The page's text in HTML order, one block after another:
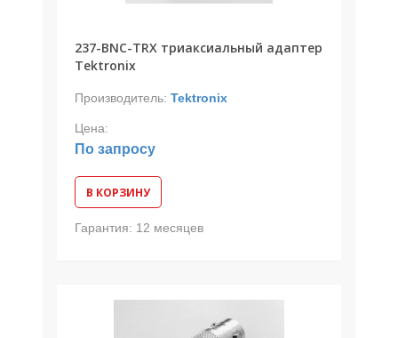
237-BNC-TRX триаксиальный адаптер
Tektronix
Производитель: Tektronix
Цена:
По запросу
В КОРЗИНУ
Гарантия: 12 месяцев